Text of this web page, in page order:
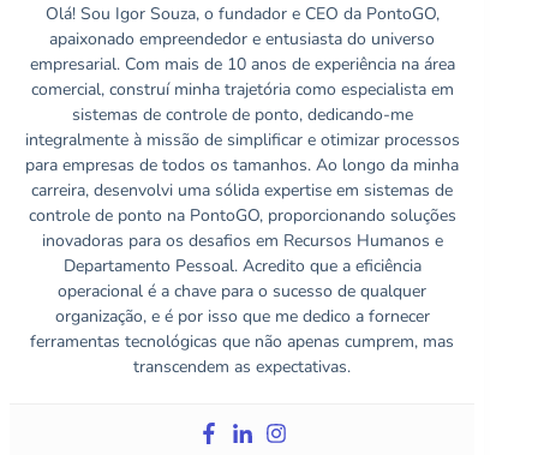
Olá! Sou Igor Souza, o fundador e CEO da PontoGO,
apaixonado empreendedor e entusiasta do universo
empresarial. Com mais de 10 anos de experiência na área
comercial, construí minha trajetória como especialista em
sistemas de controle de ponto, dedicando-me
integralmente à missão de simplificar e otimizar processos
para empresas de todos os tamanhos. Ao longo da minha
carreira, desenvolvi uma sólida expertise em sistemas de
controle de ponto na PontoGO, proporcionando soluções
inovadoras para os desafios em Recursos Humanos e
Departamento Pessoal. Acredito que a eficiência
operacional é a chave para o sucesso de qualquer
organização, e é por isso que me dedico a fornecer
ferramentas tecnológicas que não apenas cumprem, mas
transcendem as expectativas.